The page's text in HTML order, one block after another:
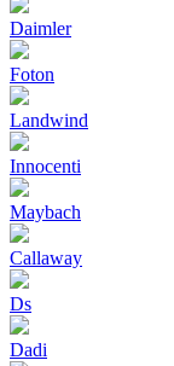
Daimler
Foton
Landwind
Innocenti
Maybach
Callaway
Ds
Dadi